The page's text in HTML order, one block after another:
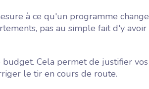
à ce qu'un programme change
pas au simple fait d'y avoir
Cela permet de justifier vos
le tir en cours de route.